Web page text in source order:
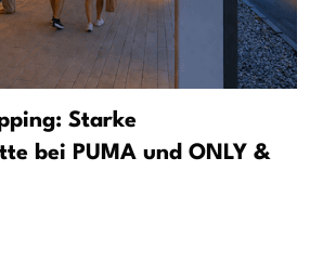
Starke
bei PUMA und ONLY &